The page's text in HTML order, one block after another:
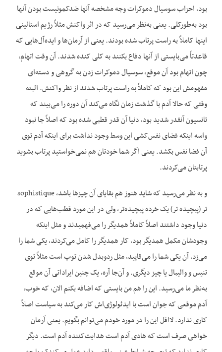
بود، احزاب سوسیال دموکرات وجه مشخصه آنها ضدکمونیست بودن آنها
بود به‌طورکلی. یعنی به‌نظر می‌رسید که در اثر واکنش مثلاً رژیم استالینی
اینها کاملاً به راست پرتاب شده بودند. یعنی از آرمان‌ها و ایده‌آل‌هایی که
قاعدتاً می‌بایستی از آنها دفاع بکنند به کلی کنده شدند. آن وقت اتهام،
چون اتهام بود آن موقع، سوسیال دموکرات زدن به گروهی و دسته‌ای
مفهومش این بود که کاملاً به راست پرتاب شدند از نظر واکنش. البته
وقتی که حالا آدم با گذشت زمان نگاه می‌کند آن دوره را می‌بیند که
تانسیون آنقدر شدید بود، دنیا آن قدر قطبی شده بود که اصلاً جا نبود
واسه اینکه فضای نفس‌کشی این وسط وجود نداشت برای اینکه آدم توی
آن فضا نفس بکشد. یعنی اگر شما خودتان هم نمی‌خواستید پرتاب بشوید
پرتابتان می‌کردند.
و به نظر می‌رسید که شاید هنوز هم بقایای آن چیزها باشد، sophistique
تر (پیچیده تر) یک خرده پیچیده‌تر، ولی در این مورد قطب‌هایی که در
دنیا وجود داشتند اصلاً کاملاً همدیگر را می‌فهمیدند و مثل اینکه
وجودشان مکمل همدیگر بود، کار همدیگر را کامل می‌کردند، یکی شما را
می‌زد، آن یکی شما را می‌قاپید، مثل ردوبدل شدن توپ است مثلاً توی
تنیس و والیبال یا چیز دیگری. و آن‌جا آره، یک چنین ایراداتی آن موقع
به‌نظر ما می‌رسید. این را هم من بایستی که اضافه بکنم الان، که خوب،
آدم موقعی که جوان است با ایدئولوژی‌اش کار می‌کند به سیاست اصلاً
کاری ندارد. لااقل این را در مورد خودم می‌توانم بگویم. یعنی آرمان
خواهی صرف است که هادی آدم است هدایت‌کننده آدم است. دیگر